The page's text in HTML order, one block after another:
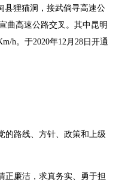
县狸猫洞，接武倘寻高速公
曲高速公路交叉。其中昆明
h。于2020年12月28日开通
的路线、方针、政策和上级
正廉洁，求真务实、勇于担